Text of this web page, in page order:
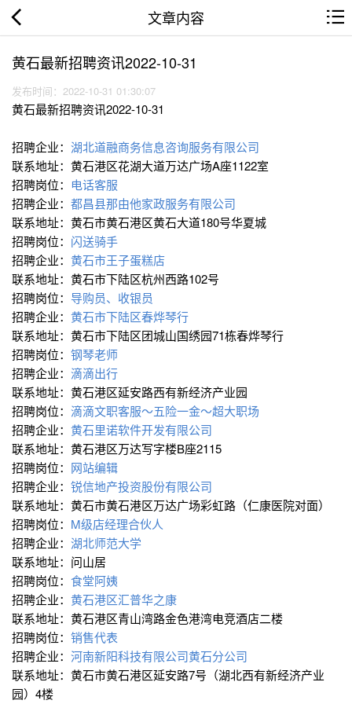
文章内容
黄石最新招聘资讯2022-10-31
发布时间：2022-10-31 01:30:07
黄石最新招聘资讯2022-10-31
招聘企业： 湖北道融商务信息咨询服务有限公司
联系地址：黄石港区花湖大道万达广场A座1122室
招聘岗位： 电话客服
招聘企业： 都昌县那由他家政服务有限公司
联系地址：黄石市黄石港区黄石大道180号华夏城
招聘岗位： 闪送骑手
招聘企业： 黄石市王子蛋糕店
联系地址：黄石市下陆区杭州西路102号
招聘岗位： 导购员、收银员
招聘企业： 黄石市下陆区春烨琴行
联系地址：黄石市下陆区团城山国绣园71栋春烨琴行
招聘岗位： 钢琴老师
招聘企业： 滴滴出行
联系地址：黄石港区延安路西有新经济产业园
招聘岗位： 滴滴文职客服～五险一金～超大职场
招聘企业： 黄石里诺软件开发有限公司
联系地址：黄石港区万达写字楼B座2115
招聘岗位： 网站编辑
招聘企业： 锐信地产投资股份有限公司
联系地址：黄石市黄石港区万达广场彩虹路（仁康医院对面）
招聘岗位： M级店经理合伙人
招聘企业： 湖北师范大学
联系地址：问山居
招聘岗位： 食堂阿姨
招聘企业： 黄石港区汇普华之康
联系地址：黄石港区青山湾路金色港湾电竞酒店二楼
招聘岗位： 销售代表
招聘企业： 河南新阳科技有限公司黄石分公司
联系地址：黄石市黄石港区延安路7号（湖北西有新经济产业
园）4楼